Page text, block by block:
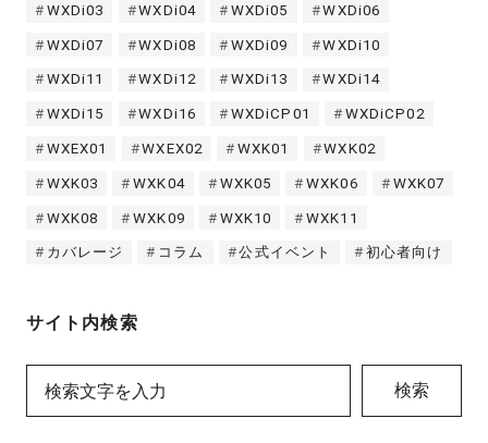
WXDi03 WXDi04 WXDi05 WXDi06
WXDi07 WXDi08 WXDi09 WXDi10
WXDi11 WXDi12 WXDi13 WXDi14
WXDi15 WXDi16 WXDiCP01 WXDiCP02
WXEX01 WXEX02 WXK01 WXK02
WXK03 WXK04 WXK05 WXK06 WXK07
WXK08 WXK09 WXK10 WXK11
カバレージ コラム 公式イベント 初心者向け
サイト内検索
検索